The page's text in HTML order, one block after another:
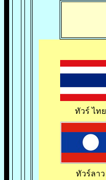
ทัวร์ ไทย
ทัวร์ลาว